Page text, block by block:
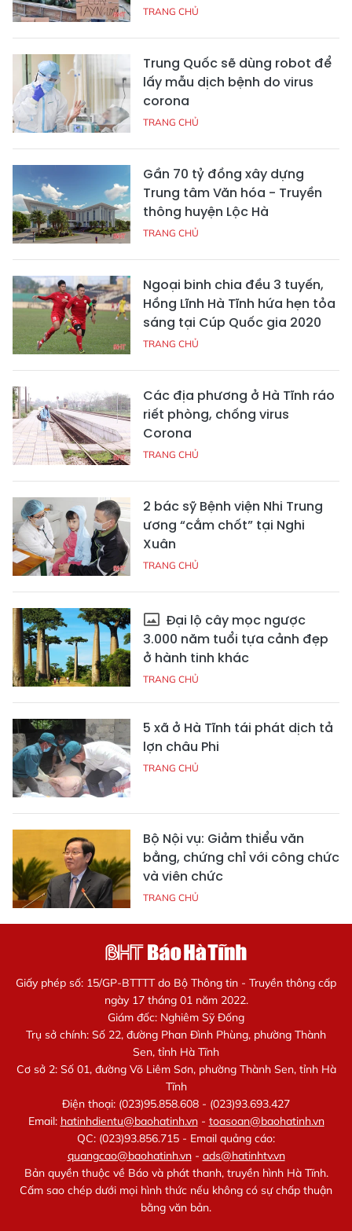
TRANG CHỦ
Trung Quốc sẽ dùng robot để
lấy mẫu dịch bệnh do virus
corona
TRANG CHỦ
Gần 70 tỷ đồng xây dựng
Trung tâm Văn hóa - Truyền
thông huyện Lộc Hà
TRANG CHỦ
Ngoại binh chia đều 3 tuyến,
Hồng Lĩnh Hà Tĩnh hứa hẹn tỏa
sáng tại Cúp Quốc gia 2020
TRANG CHỦ
Các địa phương ở Hà Tĩnh ráo
riết phòng, chống virus
Corona
TRANG CHỦ
2 bác sỹ Bệnh viện Nhi Trung
ương “cắm chốt” tại Nghi
Xuân
TRANG CHỦ
Đại lộ cây mọc ngược
3.000 năm tuổi tựa cảnh đẹp
ở hành tinh khác
TRANG CHỦ
5 xã ở Hà Tĩnh tái phát dịch tả
lợn châu Phi
TRANG CHỦ
Bộ Nội vụ: Giảm thiểu văn
bằng, chứng chỉ với công chức
và viên chức
TRANG CHỦ
Giấy phép số: 15/GP-BTTTT do Bộ Thông tin - Truyền thông cấp
ngày 17 tháng 01 năm 2022.
Giám đốc: Nghiêm Sỹ Đống
Trụ sở chính: Số 22, đường Phan Đình Phùng, phường Thành
Sen, tỉnh Hà Tĩnh
Cơ sở 2: Số 01, đường Võ Liêm Sơn, phường Thành Sen, tỉnh Hà
Tĩnh
Điện thoại: (023)95.858.608 - (023)93.693.427
Email: hatinhdientu@baohatinh.vn- toasoan@baohatinh.vn
QC: (023)93.856.715 - Email quảng cáo:
quangcao@baohatinh.vn- ads@hatinhtv.vn
Bản quyền thuộc về Báo và phát thanh, truyền hình Hà Tĩnh.
Cấm sao chép dưới mọi hình thức nếu không có sự chấp thuận
bằng văn bản.